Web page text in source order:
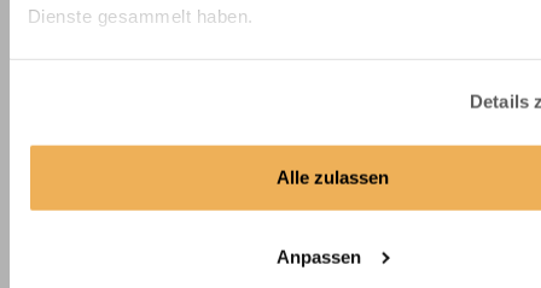
Dienste gesammelt haben.
Details
Alle zulassen
Anpassen